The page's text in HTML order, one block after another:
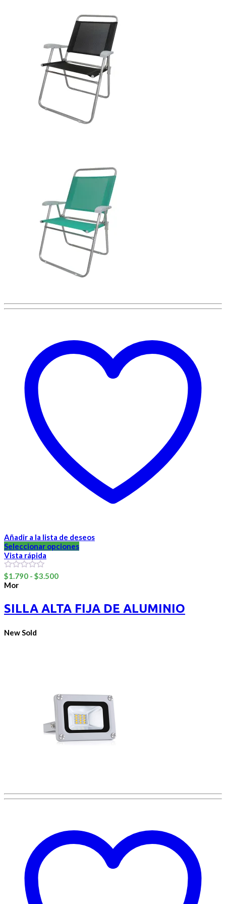
Añadir a la lista de deseos
Seleccionar opciones
Vista rápida
0
out
of
$1.790 - $3.500Rango
desde
$1.790
Mor
SILLA ALTA FIJA DE ALUMINIO
NewSold